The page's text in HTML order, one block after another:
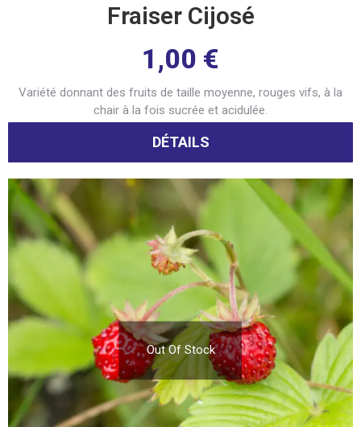
Fraiser Cijosé
1,00 €
Variété donnant des fruits de taille moyenne, rouges vifs, à la
chair à la fois sucrée et acidulée.
DÉTAILS
Out Of Stock